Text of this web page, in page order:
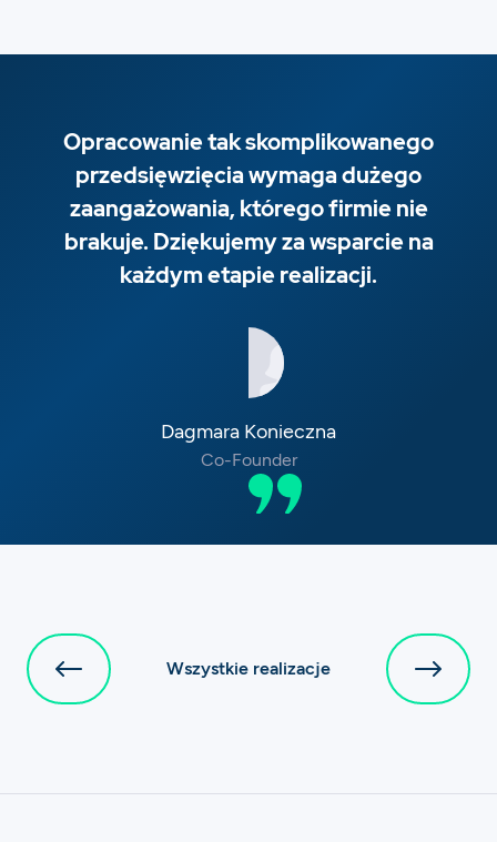
Opracowanie tak skomplikowanego
przedsięwzięcia wymaga dużego
zaangażowania, którego firmie nie
brakuje. Dziękujemy za wsparcie na
każdym etapie realizacji.
Dagmara Konieczna
Co-Founder
Wszystkie realizacje